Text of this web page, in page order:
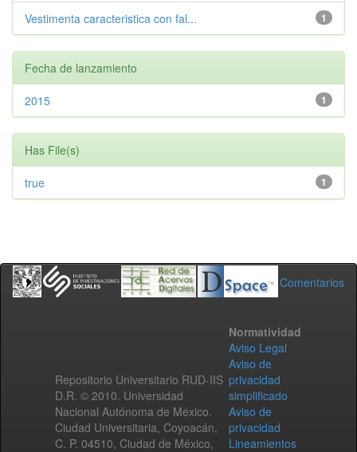
1
Vestimenta caracteristica con fal...
Fecha de lanzamiento
1
2015
Has File(s)
1
true
Comentarios
Repositorio Universitario RUD-IIS
D.R. © 2010. Universidad
Nacional Autónoma de México.
Ciudad Universitaria, Coyoacán,
C. P. 04510, Ciudad de México,
Normatividad
Aviso Legal
Aviso de
privacidad
simplificado
Aviso de
privacidad
Lineamientos